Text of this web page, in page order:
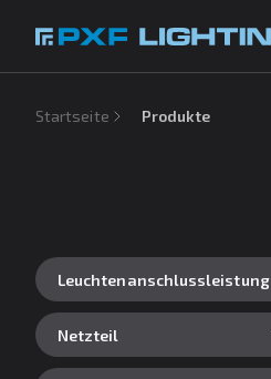
Startseite Produkte
Leuchtenanschlussleistung
Netzteil